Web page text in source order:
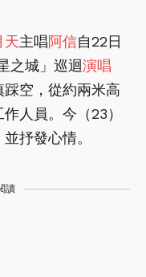
天主唱阿信自22日
之城」巡迴演唱
踩空，從約兩米高
人員。今（23）
抒發心情。
讀